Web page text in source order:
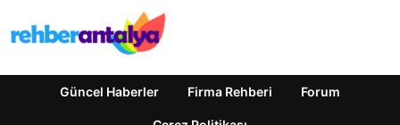
Güncel Haberler Firma Rehberi Forum